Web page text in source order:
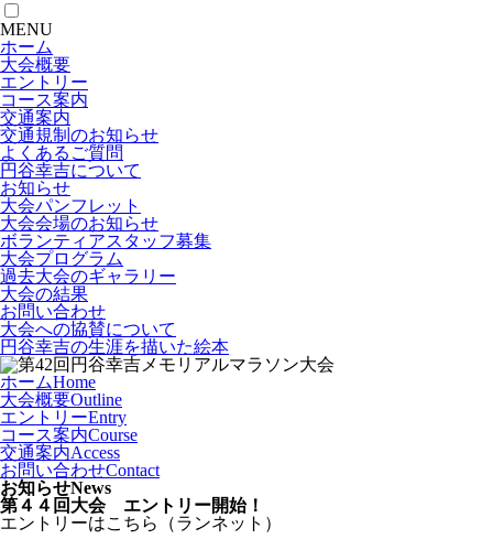
MENU
ホーム
大会概要
エントリー
コース案内
交通案内
交通規制のお知らせ
よくあるご質問
円谷幸吉について
お知らせ
大会パンフレット
大会会場のお知らせ
ボランティアスタッフ募集
大会プログラム
過去大会のギャラリー
大会の結果
お問い合わせ
大会への協賛について
円谷幸吉の生涯を描いた絵本
ホームHome
大会概要Outline
エントリーEntry
コース案内Course
交通案内Access
お問い合わせContact
お知らせNews
第４４回大会 エントリー開始！
エントリーはこちら（ランネット）